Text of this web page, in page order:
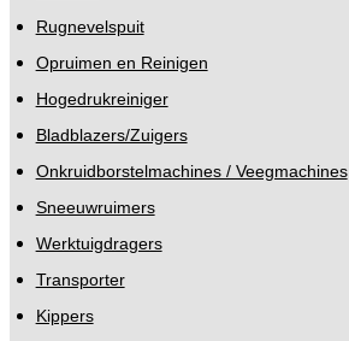
Rugnevelspuit
Opruimen en Reinigen
Hogedrukreiniger
Bladblazers/Zuigers
Onkruidborstelmachines / Veegmachines
Sneeuwruimers
Werktuigdragers
Transporter
Kippers